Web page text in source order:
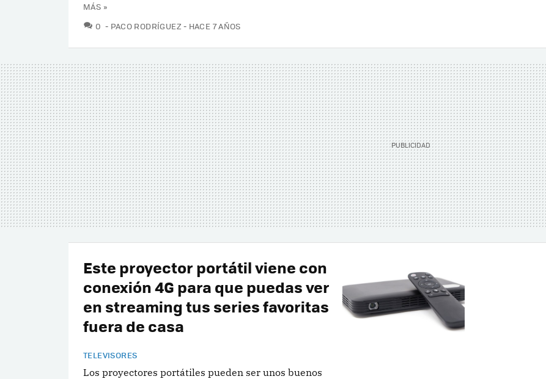
MÁS »
0 COMENTARIOS
PACO RODRÍGUEZ HACE 7 AÑOS
Este proyector portátil viene con
conexión 4G para que puedas ver
en streaming tus series favoritas
fuera de casa
TELEVISORES
Los proyectores portátiles pueden ser unos buenos